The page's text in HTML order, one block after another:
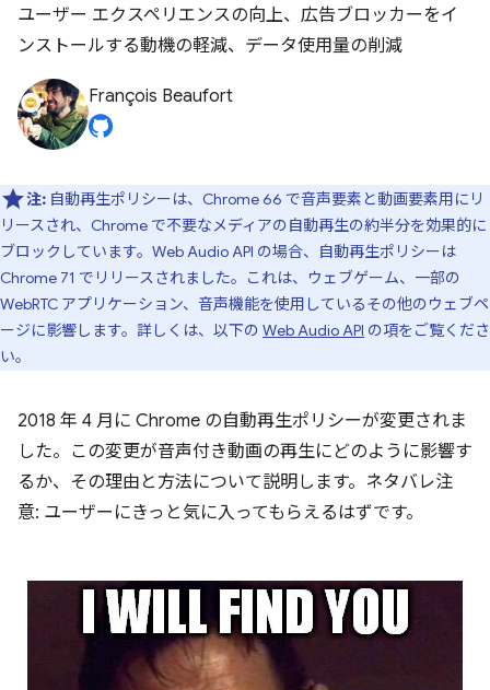
ユーザー エクスペリエンスの向上、広告ブロッカーをイ
ンストールする動機の軽減、データ使用量の削減
François Beaufort
注: 自動再生ポリシーは、Chrome 66 で音声要素と動画要素用にリ
リースされ、Chrome で不要なメディアの自動再生の約半分を効果的に
ブロックしています。Web Audio API の場合、自動再生ポリシーは
Chrome 71 でリリースされました。これは、ウェブゲーム、一部の
WebRTC アプリケーション、音声機能を使用しているその他のウェブペ
ージに影響します。詳しくは、以下の Web Audio API の項をご覧くださ
い。
2018 年 4 月に Chrome の自動再生ポリシーが変更されま
した。この変更が音声付き動画の再生にどのように影響す
るか、その理由と方法について説明します。ネタバレ注
意: ユーザーにきっと気に入ってもらえるはずです。